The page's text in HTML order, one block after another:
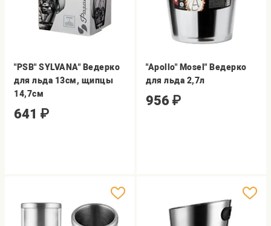
"PSB" SYLVANA" Ведерко
для льда 13см, щипцы
14,7см
641 ₽
"Apollo" Mosel" Ведерко
для льда 2,7л
956 ₽